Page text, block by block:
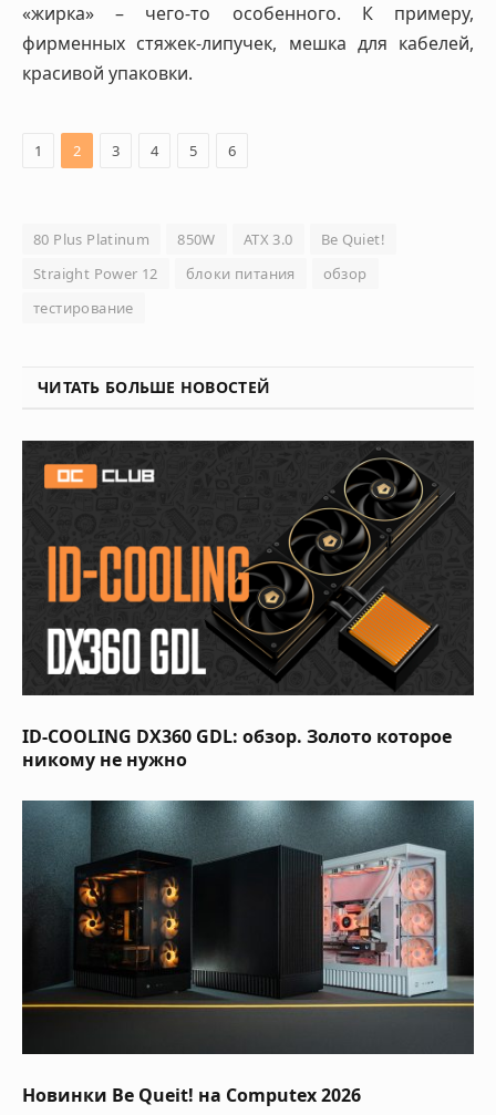
«жирка» – чего-то особенного. К примеру,
фирменных стяжек-липучек, мешка для кабелей,
красивой упаковки.
1 2 3 4 5 6
80 Plus Platinum 850W ATX 3.0
Be Quiet!
Straight Power 12
блоки питания
обзор
тестирование
ЧИТАТЬ БОЛЬШЕ НОВОСТЕЙ
ID-COOLING DX360 GDL: обзор. Золото которое
никому не нужно
Новинки Be Queit! на Computex 2026